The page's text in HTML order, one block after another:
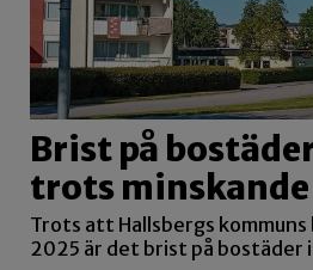
Brist på
trots
Trots att Hallsbergs
2025 är det brist på bostäder